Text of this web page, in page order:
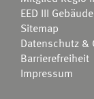
EED III
Sitemap
Datenschutz &
Barrierefreiheit
Impressum